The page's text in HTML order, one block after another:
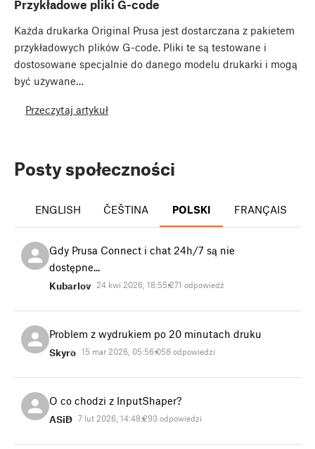
Przykładowe pliki G-code
Każda drukarka Original Prusa jest dostarczana z pakietem
przykładowych plików G-code. Pliki te są testowane i
dostosowane specjalnie do danego modelu drukarki i mogą
być używane…
Przeczytaj artykuł
Posty społeczności
ENGLISH ČEŠTINA POLSKI FRANÇAIS
Gdy Prusa Connect i chat 24h/7 są nie
dostępne...
Kubarlov 24 kwi 2026, 18:55:271 odpowiedź
Problem z wydrukiem po 20 minutach druku
Skyro 15 mar 2026, 05:56:058 odpowiedzi
O co chodzi z InputShaper?
ASiD 7 lut 2026, 14:48:293 odpowiedzi